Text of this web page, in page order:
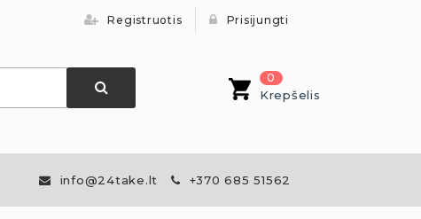
Registruotis Prisijungti
0
Krepšelis
info@24take.lt +370 685 51562